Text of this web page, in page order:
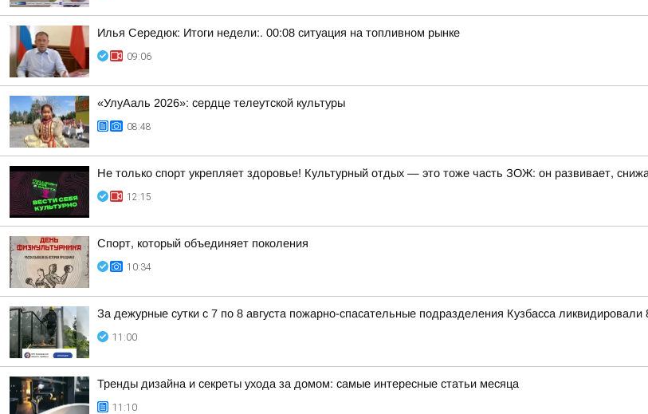
Илья Середюк: Итоги недели:. 00:08 ситуация на топливном рынке
09:06
«УлуАаль 2026»: сердце телеутской культуры
08:48
Не только спорт укрепляет здоровье! Культурный отдых — это тоже часть ЗОЖ: он развивает,
12:15
Спорт, который объединяет поколения
10:34
За дежурные сутки с 7 по 8 августа пожарно-спасательные подразделения Кузбасса ликвидировали
11:00
Тренды дизайна и секреты ухода за домом: самые интересные статьи месяца
11:10